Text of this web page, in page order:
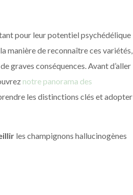
pour leur potentiel psychédélique
manière de reconnaître ces variétés,
graves conséquences. Avant d’aller
notre panorama des
les distinctions clés et adopter
les champignons hallucinogènes